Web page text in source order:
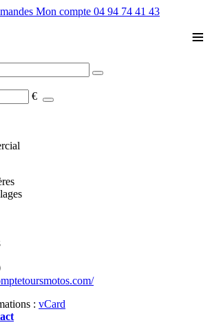
Mon compte 04 94 74 41 43
≡
€
: vCard